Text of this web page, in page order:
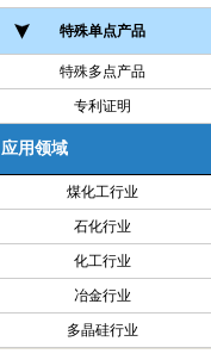
特殊单点产品
特殊多点产品
专利证明
应用领域
煤化工行业
石化行业
化工行业
冶金行业
多晶硅行业